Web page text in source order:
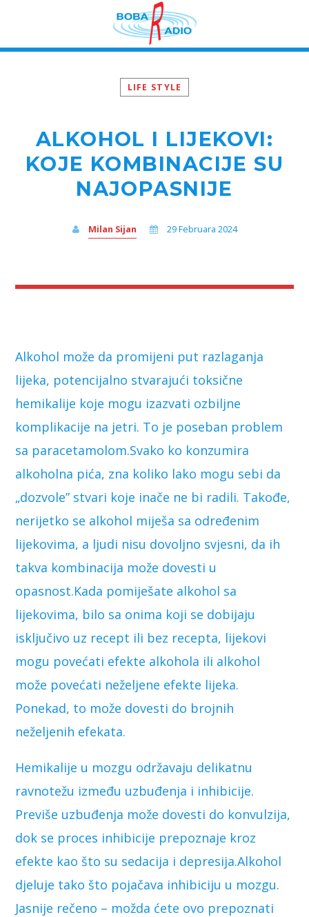
LIFE STYLE
ALKOHOL I LIJEKOVI:
KOJE KOMBINACIJE SU
NAJOPASNIJE
Milan Sijan 29 Februara 2024
Alkohol može da promijeni put razlaganja
lijeka, potencijalno stvarajući toksične
hemikalije koje mogu izazvati ozbiljne
komplikacije na jetri. To je poseban problem
sa paracetamolom.Svako ko konzumira
alkoholna pića, zna koliko lako mogu sebi da
„dozvole” stvari koje inače ne bi radili. Takođe,
nerijetko se alkohol miješa sa određenim
lijekovima, a ljudi nisu dovoljno svjesni, da ih
takva kombinacija može dovesti u
opasnost.Kada pomiješate alkohol sa
lijekovima, bilo sa onima koji se dobijaju
isključivo uz recept ili bez recepta, lijekovi
mogu povećati efekte alkohola ili alkohol
može povećati neželjene efekte lijeka.
Ponekad, to može dovesti do brojnih
neželjenih efekata.
Hemikalije u mozgu održavaju delikatnu
ravnotežu između uzbuđenja i inhibicije.
Previše uzbuđenja može dovesti do konvulzija,
dok se proces inhibicije prepoznaje kroz
efekte kao što su sedacija i depresija.Alkohol
djeluje tako što pojačava inhibiciju u mozgu.
Jasnije rečeno – možda ćete ovo prepoznati